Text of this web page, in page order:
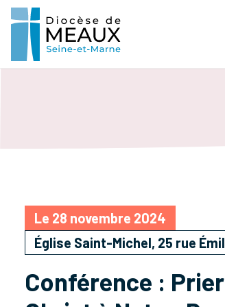
Le 28 novembre 2024
Église Saint-Michel, 25 rue
Conférence :